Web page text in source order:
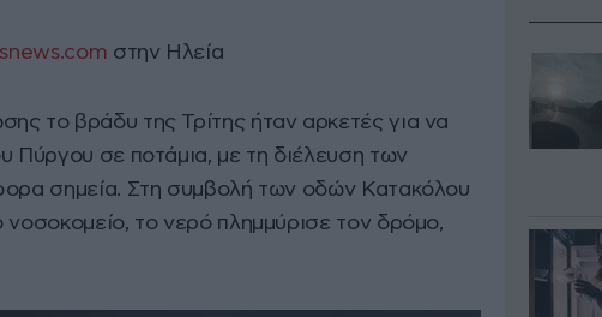
στην Ηλεία
το βράδυ της Τρίτης ήταν αρκετές για να
Πύργου σε ποτάμια, με τη διέλευση των
σημεία. Στη συμβολή των οδών Κατακόλου
το νερό πλημμύρισε τον δρόμο,